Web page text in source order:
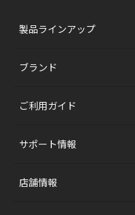
製品ラインアップ
ブランド
ご利用ガイド
サポート情報
店舗情報